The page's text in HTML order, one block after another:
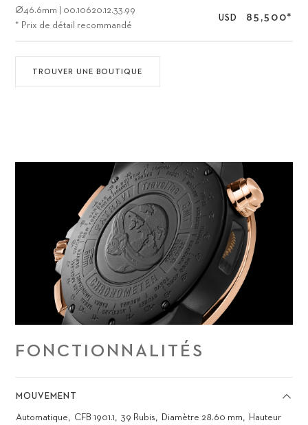
Ø46.6mm
00.10620.12.33.99
* Prix de détail recommandé
USD 85,500*
TROUVER UNE BOUTIQUE
FONCTIONNALITÉS
MOUVEMENT
Automatique CFB 1901.1 39 Rubis Diamètre 28.60 mm
Hauteur